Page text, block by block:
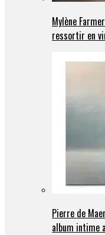
Mylène
ressortir en
Pierre de
album intime